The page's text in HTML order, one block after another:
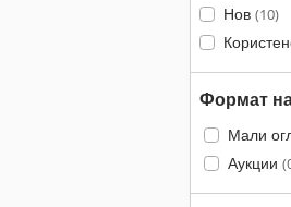
Нов (10)
Формат
Мали
Аукции